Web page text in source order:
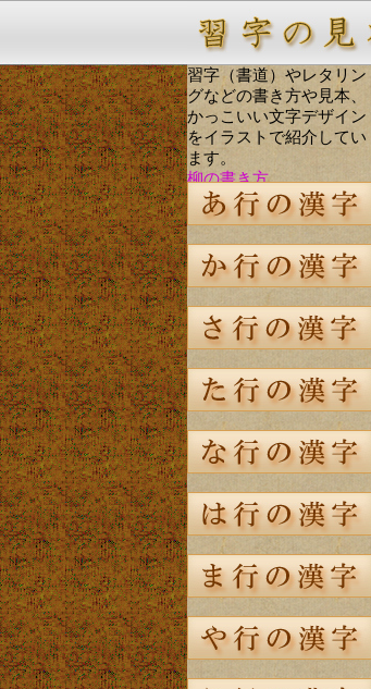
習字（書道）やレタリン
グなどの書き方や見本、
かっこいい文字デザイン
をイラストで紹介してい
ます。
柳の書き方